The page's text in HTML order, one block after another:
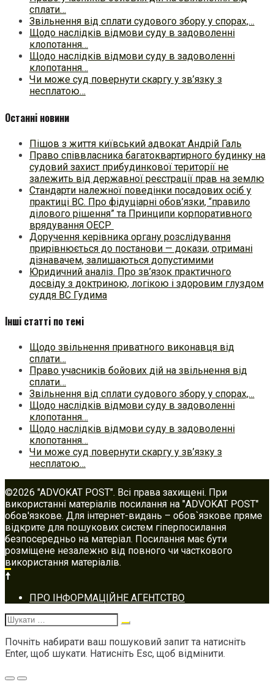
сплати…
Звільнення від сплати судового збору у спорах,…
Щодо наслідків відмови суду в задоволенні
клопотання…
Щодо наслідків відмови суду в задоволенні
клопотання…
Чи може суд повернути скаргу у зв’язку з
несплатою…
Останні новини
Пішов з життя київський адвокат Андрій Галь
Право співвласника багатоквартирного будинку на
судовий захист прибудинкової території не
залежить від державної реєстрації прав на землю
Стандарти належної поведінки посадових осіб у
практиці ВC. Про фідуціарні обов’язки, “правило
ділового рішення” та Принципи корпоративного
врядування ОЕСР
Доручення керівника органу розслідування
прирівнюється до постанови — докази, отримані
дізнавачем, залишаються допустимими
Юридичний аналіз. Про зв’язок практичного
досвіду з доктриною, логікою і здоровим глуздом
суддя ВС Гудима
Інші статті по темі
Щодо звільнення приватного виконавця від
сплати…
Право учасників бойових дій на звільнення від
сплати…
Звільнення від сплати судового збору у спорах,…
Щодо наслідків відмови суду в задоволенні
клопотання…
Щодо наслідків відмови суду в задоволенні
клопотання…
Чи може суд повернути скаргу у зв’язку з
несплатою…
©2026 "ADVOKAT POST". Всі права захищені. При
використанні матеріалів посилання на "ADVOKAT POST"
обов'язкове. Для інтернет-видань – обов`язкове пряме
відкрите для пошукових систем гіперпосилання
безпосередньо на матеріал. Посилання має бути
розміщене незалежно від повного чи часткового
використання матеріалів.
Footer
navigation
ПРО ІНФОРМАЦІЙНЕ АГЕНТСТВО
Шукати:
Почніть набирати ваш пошуковий запит та натисніть
Enter, щоб шукати. Натисніть Esc, щоб відмінити.
Меню